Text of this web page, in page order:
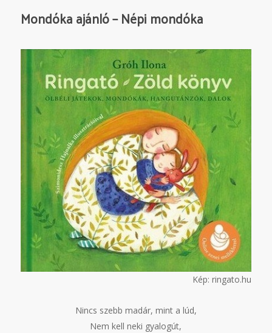
Mondóka ajánló – Népi mondóka
Kép: ringato.hu
Nincs szebb madár, mint a lúd,
Nem kell neki gyalogút,